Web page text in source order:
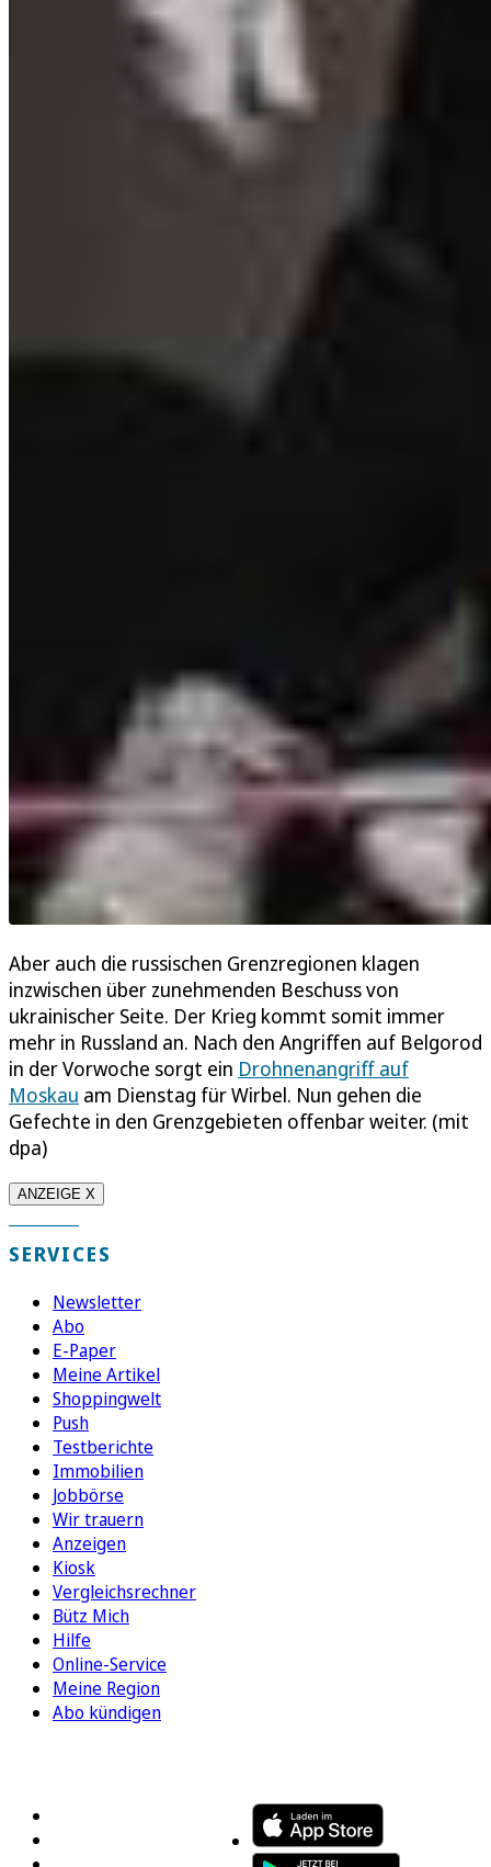
Aber auch die russischen Grenzregionen klagen
inzwischen über zunehmenden Beschuss von
ukrainischer Seite. Der Krieg kommt somit immer
mehr in Russland an. Nach den Angriffen auf Belgorod
in der Vorwoche sorgt ein Drohnenangriff auf
Moskau am Dienstag für Wirbel. Nun gehen die
Gefechte in den Grenzgebieten offenbar weiter. (mit
dpa)
ANZEIGE X
SERVICES
Newsletter
Abo
E-Paper
Meine Artikel
Shoppingwelt
Push
Testberichte
Immobilien
Jobbörse
Wir trauern
Anzeigen
Kiosk
Vergleichsrechner
Bütz Mich
Hilfe
Online-Service
Meine Region
Abo kündigen